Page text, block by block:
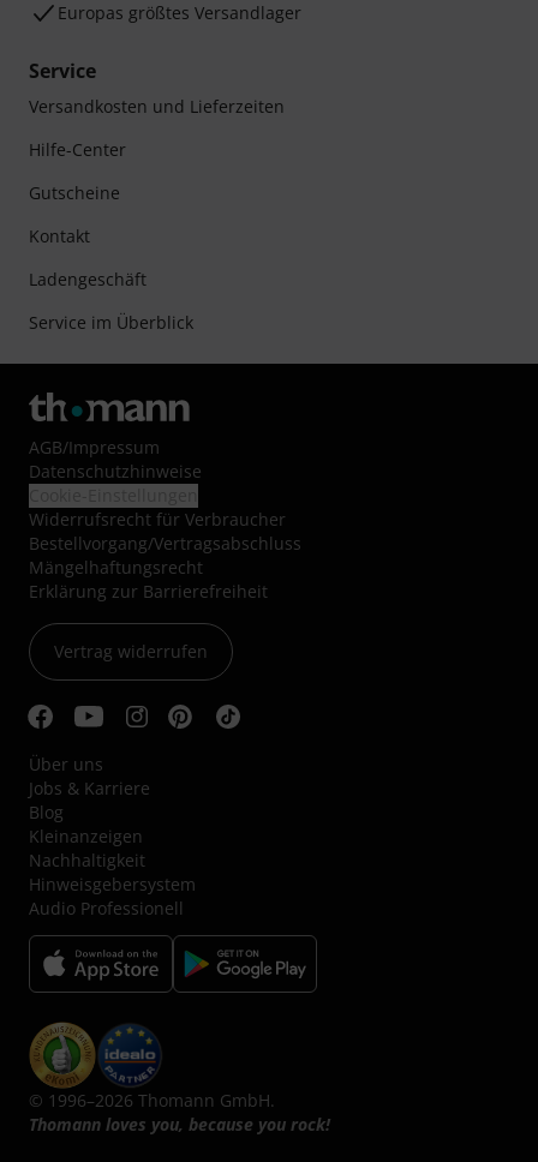
Europas größtes Versandlager
Service
Versandkosten und Lieferzeiten
Hilfe-Center
Gutscheine
Kontakt
Ladengeschäft
Service im Überblick
AGB/Impressum
Datenschutzhinweise
Widerrufsrecht für Verbraucher
Bestellvorgang/Vertragsabschluss
Mängelhaftungsrecht
Erklärung zur Barrierefreiheit
Vertrag widerrufen
Über uns
Jobs & Karriere
Blog
Kleinanzeigen
Nachhaltigkeit
Hinweisgebersystem
Audio Professionell
© 1996–2026 Thomann GmbH.
Thomann loves you, because you rock!